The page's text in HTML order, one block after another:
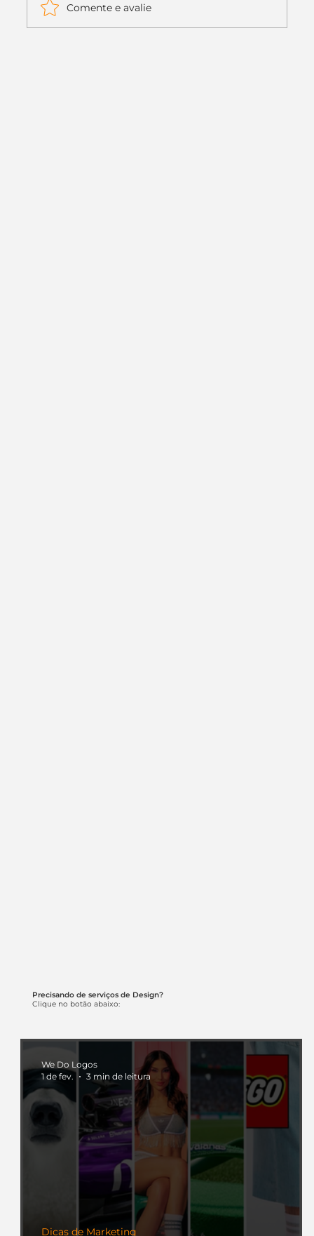
Precisando de serviços de Design?
Clique no botão abaixo:
Dicas de Marketing
We Do Logos
1 de fev.
3 min de leitura
Comente e avalie